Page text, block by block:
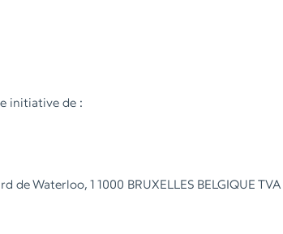
initiative de :
de Waterloo, 1 1000 BRUXELLES BELGIQUE TVA